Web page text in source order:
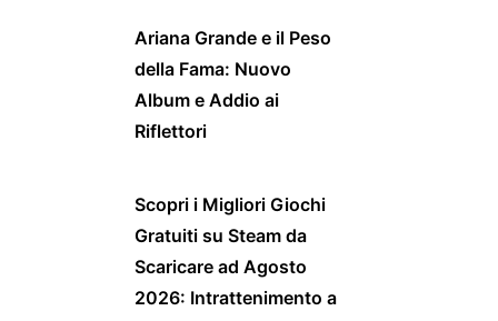
Ariana Grande e il Peso
della Fama: Nuovo
Album e Addio ai
Riflettori
Scopri i Migliori Giochi
Gratuiti su Steam da
Scaricare ad Agosto
2026: Intrattenimento a